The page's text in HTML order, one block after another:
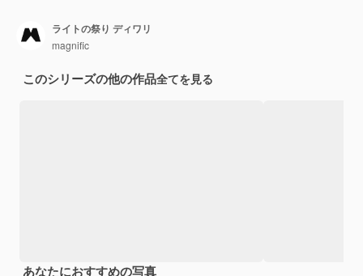
ライトの祭り ディワリ
magnific
このシリーズの他の作品全てを見る
あなたにおすすめの写真